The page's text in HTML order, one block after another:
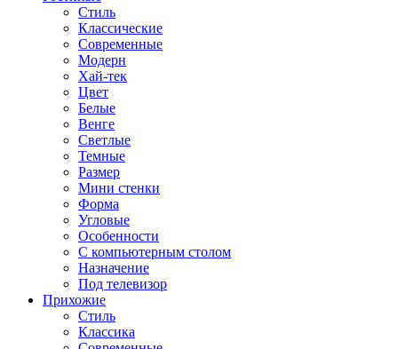
Стиль
Классические
Современные
Модерн
Хай-тек
Цвет
Белые
Венге
Светлые
Темные
Размер
Мини стенки
Форма
Угловые
Особенности
С компьютерным столом
Назначение
Под телевизор
Прихожие
Стиль
Классика